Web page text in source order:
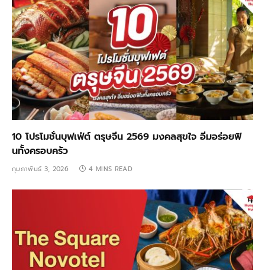
10 โปรโมชั่นบุฟเฟ่ต์ ตรุษจีน 2569 มงคลสุขใจ อิ่มอร่อยฟิ
นทั้งครอบครัว
กุมภาพันธ์ 3, 2026 4 MINS READ